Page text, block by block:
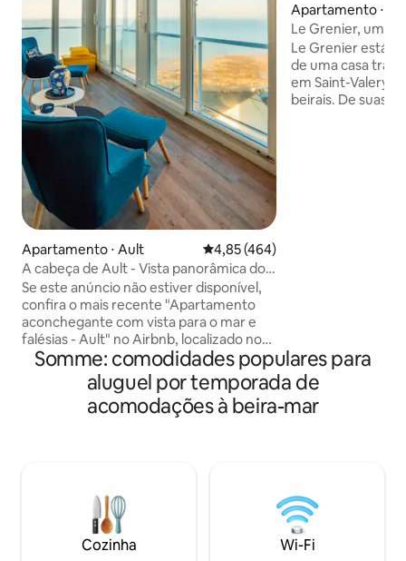
Apartamento ⋅ Ault 4,85 de uma avaliação média de
4,85 (464)
A cabeça de Ault - Vista panorâmica do
mar e falésias
Se este anúncio não estiver disponível,
confira o mais recente "Apartamento
aconchegante com vista para o mar e
falésias - Ault" no Airbnb, localizado no
térreo. Situado nos penhascos da Baie
de Somme, este apartamento luminoso
oferece vistas espetaculares para o mar
e um cenário ideal para desconectar,
aconchegante com TV, cozinha
moderna, sala de jantar com vistas
deslumbrantes para momentos
preciosos.
Apartamento ⋅
-sur-Somme
Le Grenier, um
Somme
Le Grenier está
de uma casa
em Saint-Valery-
beirais. De suas
Somme: comodidades populares para
aluguel por temporada de
acomodações à beira-mar
Cozinha Wi-Fi